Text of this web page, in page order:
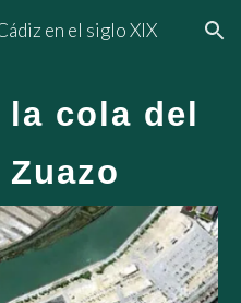
Skip to navigation
en el siglo XIX
cola del
Zuazo